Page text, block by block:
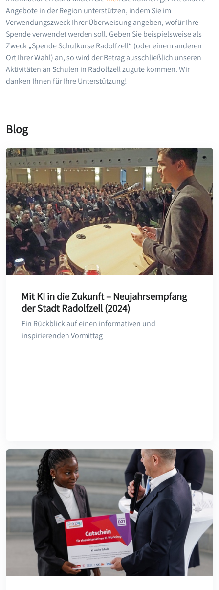
Angebote in der Region unterstützen, indem Sie im
Verwendungszweck Ihrer Überweisung angeben, wofür Ihre
Spende verwendet werden soll. Geben Sie beispielsweise als
Zweck „Spende Schulkurse Radolfzell“ (oder einem anderen
Ort Ihrer Wahl) an, so wird der Betrag ausschließlich unseren
Aktivitäten an Schulen in Radolfzell zugute kommen. Wir
danken Ihnen für Ihre Unterstützung!
Blog
Mit KI in die Zukunft – Neujahrsempfang
der Stadt Radolfzell (2024)
Ein Rückblick auf einen informativen und
inspirierenden Vormittag